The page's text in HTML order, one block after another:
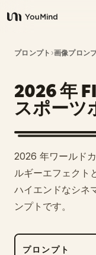
YouMind
概要
ユースケース
スキル
プロンプト
料金
ダウンロード
プロンプト ›画像プロン
2026 年
スポーツ
2026 年ワールド
ルギーエフェクト
ハイエンドなシネ
ンプトです。
プロンプト